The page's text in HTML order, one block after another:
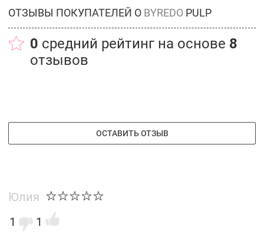
ОТЗЫВЫ ПОКУПАТЕЛЕЙ О BYREDO PULP
0 средний рейтинг на основе 8
отзывов
ОСТАВИТЬ ОТЗЫВ
Юлия
1
1